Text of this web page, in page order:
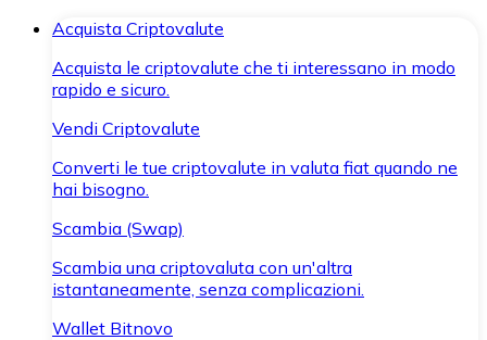
Acquista Criptovalute
Acquista le criptovalute che ti interessano in modo
rapido e sicuro.
Vendi Criptovalute
Converti le tue criptovalute in valuta fiat quando ne
hai bisogno.
Scambia (Swap)
Scambia una criptovaluta con un'altra
istantaneamente, senza complicazioni.
Wallet Bitnovo